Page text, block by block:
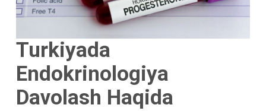
Turkiyada
Endokrinologiya
Davolash Haqida